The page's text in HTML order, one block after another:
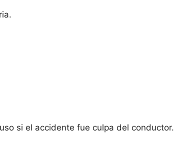
si el accidente fue culpa del conductor.